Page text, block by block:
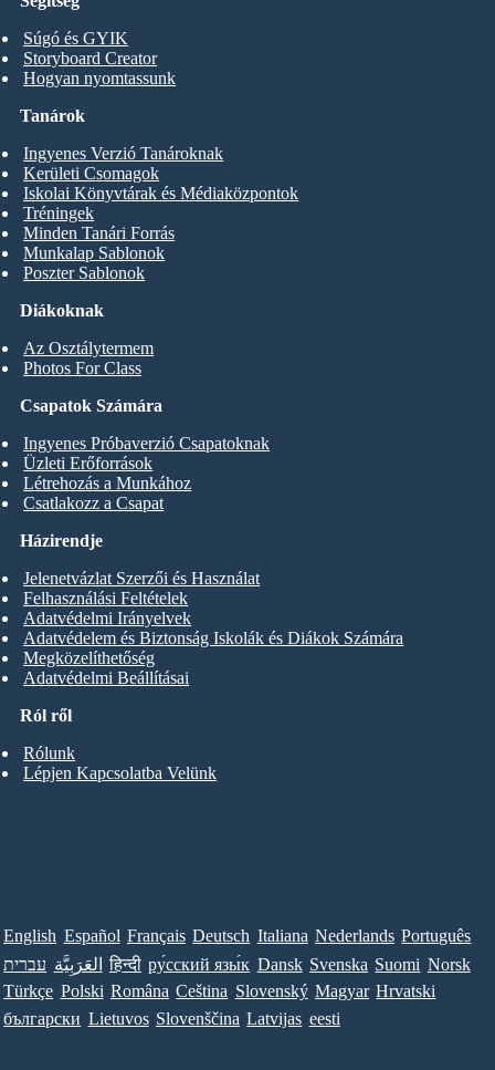
Súgó és GYIK
Storyboard Creator
Hogyan nyomtassunk
Diákoknak
Az Osztálytermem
Photos For Class
Tanárok
Ingyenes Verzió Tanároknak
Kerületi Csomagok
Iskolai Könyvtárak és Médiaközpontok
Tréningek
Minden Tanári Forrás
Munkalap Sablonok
Poszter Sablonok
Csapatok Számára
Ingyenes Próbaverzió Csapatoknak
Üzleti Erőforrások
Létrehozás a Munkához
Csatlakozz a Csapat
Ról ről
Rólunk
Lépjen Kapcsolatba Velünk
Házirendje
Jelenetvázlat Szerzői és Használat
Felhasználási Feltételek
Adatvédelmi Irányelvek
Adatvédelem és Biztonság Iskolák és Diákok Számára
Megközelíthetőség
Adatvédelmi Beállításai
English Español Français Deutsch Italiana Nederlands Português
עברית العَرَبِيَّة हिन्दी ру́сский язы́к Dansk Svenska Suomi Norsk
Türkçe Polski Româna Ceština Slovenský Magyar Hrvatski
български Lietuvos Slovenščina Latvijas eesti